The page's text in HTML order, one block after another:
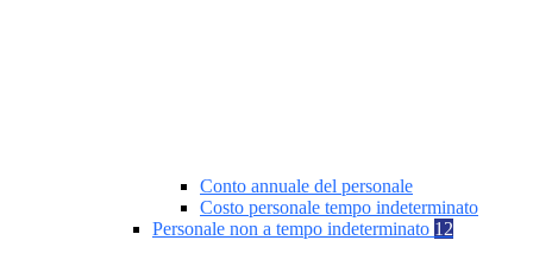
Conto annuale del personale
Costo personale tempo indeterminato
Personale non a tempo indeterminato 12